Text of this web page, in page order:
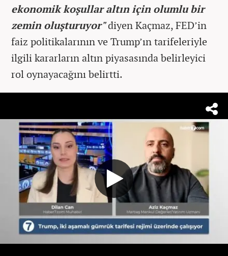
ekonomik koşullar altın için olumlu bir
zemin oluşturuyor"diyen Kaçmaz, FED’in
faiz politikalarının ve Trump’ın tarifeleriyle
ilgili kararların altın piyasasında belirleyici
rol oynayacağını belirtti.